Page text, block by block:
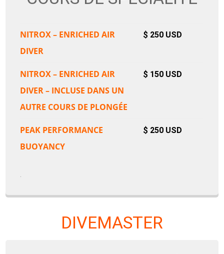
NITROX – ENRICHED AIR
DIVER
$ 250 USD
NITROX – ENRICHED AIR
DIVER – INCLUSE DANS UN
AUTRE COURS DE PLONGÉE
$ 150 USD
PEAK PERFORMANCE
BUOYANCY
$ 250 USD
.
DIVEMASTER